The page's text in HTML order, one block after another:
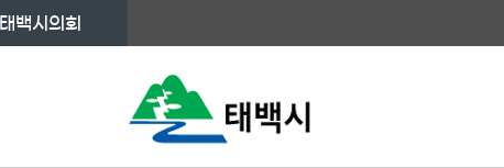
태백시의회